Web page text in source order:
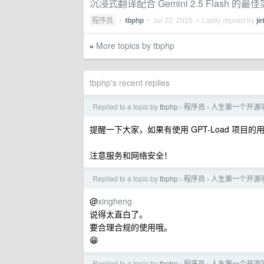
沉浸式翻译配合 Gemini 2.5 Flash 的最
程序员 • tbphp • Jul 22, 2025 • Lastly replied by
» More topics by tbphp
tbphp's recent replies
Replied to a topic bytbphp › 程序员 › 人生第一个开源
提醒一下大家，如果有使用 GPT-Load 项目的
注意服务和网络安全！
Replied to a topic bytbphp › 程序员 › 人生第一个开源
@xingheng
说得太直白了。
要合理合规的使用哦。
😁